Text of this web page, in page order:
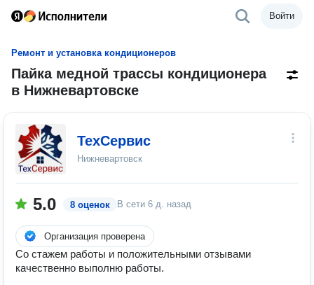
Войти
Ремонт и установка кондиционеров
Пайка медной трассы кондиционера
в Нижневартовске
ТехСервис
Нижневартовск
5.0 8 оценок В сети 6 д. назад
Организация проверена
Со стажем работы и положительными отзывами
качественно выполню работы.